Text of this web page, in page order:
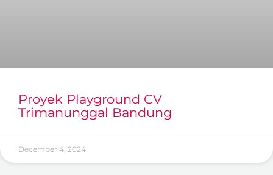
Proyek Playground CV
Trimanunggal Bandung
December 4, 2024